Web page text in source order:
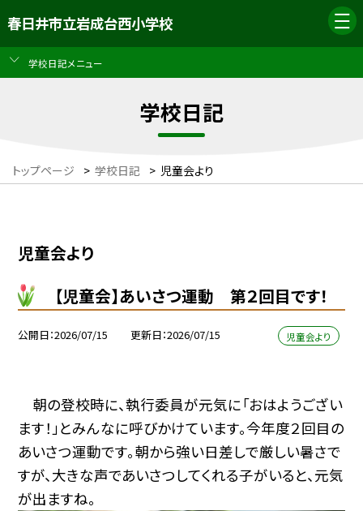
春日井市立岩成台西小学校
学校日記メニュー
学校日記
トップページ > 学校日記 > 児童会より
児童会より
【児童会】あいさつ運動 第２回目です！
公開日 2026/07/15 更新日 2026/07/15 児童会より
朝の登校時に、執行委員が元気に「おはようござい
ます！」とみんなに呼びかけています。今年度２回目の
あいさつ運動です。朝から強い日差しで厳しい暑さで
すが、大きな声であいさつしてくれる子がいると、元気
が出ますね。